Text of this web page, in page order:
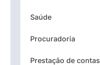
Saúde
Procuradoria
Prestação de contas